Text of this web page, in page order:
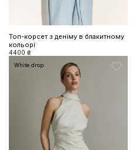
Топ-корсет з деніму в блакитному
кольорі
4400 ₴
White drop